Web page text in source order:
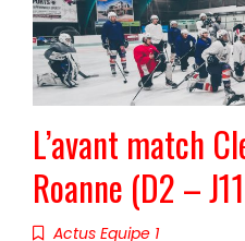
L’avant match
Roanne (D2 –
Actus Equipe 1